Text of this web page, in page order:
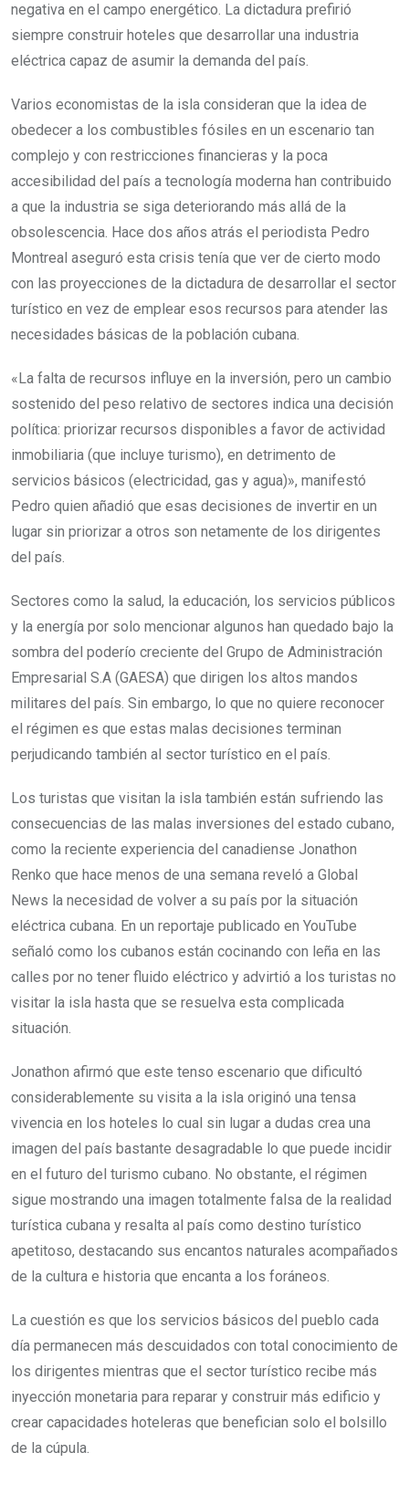
negativa en el campo energético. La dictadura prefirió
siempre construir hoteles que desarrollar una industria
eléctrica capaz de asumir la demanda del país.
Varios economistas de la isla consideran que la idea de
obedecer a los combustibles fósiles en un escenario tan
complejo y con restricciones financieras y la poca
accesibilidad del país a tecnología moderna han contribuido
a que la industria se siga deteriorando más allá de la
obsolescencia. Hace dos años atrás el periodista Pedro
Montreal aseguró esta crisis tenía que ver de cierto modo
con las proyecciones de la dictadura de desarrollar el sector
turístico en vez de emplear esos recursos para atender las
necesidades básicas de la población cubana.
«La falta de recursos influye en la inversión, pero un cambio
sostenido del peso relativo de sectores indica una decisión
política: priorizar recursos disponibles a favor de actividad
inmobiliaria (que incluye turismo), en detrimento de
servicios básicos (electricidad, gas y agua)», manifestó
Pedro quien añadió que esas decisiones de invertir en un
lugar sin priorizar a otros son netamente de los dirigentes
del país.
Sectores como la salud, la educación, los servicios públicos
y la energía por solo mencionar algunos han quedado bajo la
sombra del poderío creciente del Grupo de Administración
Empresarial S.A (GAESA) que dirigen los altos mandos
militares del país. Sin embargo, lo que no quiere reconocer
el régimen es que estas malas decisiones terminan
perjudicando también al sector turístico en el país.
Los turistas que visitan la isla también están sufriendo las
consecuencias de las malas inversiones del estado cubano,
como la reciente experiencia del canadiense Jonathon
Renko que hace menos de una semana reveló a Global
News la necesidad de volver a su país por la situación
eléctrica cubana. En un reportaje publicado en YouTube
señaló como los cubanos están cocinando con leña en las
calles por no tener fluido eléctrico y advirtió a los turistas no
visitar la isla hasta que se resuelva esta complicada
situación.
Jonathon afirmó que este tenso escenario que dificultó
considerablemente su visita a la isla originó una tensa
vivencia en los hoteles lo cual sin lugar a dudas crea una
imagen del país bastante desagradable lo que puede incidir
en el futuro del turismo cubano. No obstante, el régimen
sigue mostrando una imagen totalmente falsa de la realidad
turística cubana y resalta al país como destino turístico
apetitoso, destacando sus encantos naturales acompañados
de la cultura e historia que encanta a los foráneos.
La cuestión es que los servicios básicos del pueblo cada
día permanecen más descuidados con total conocimiento de
los dirigentes mientras que el sector turístico recibe más
inyección monetaria para reparar y construir más edificio y
crear capacidades hoteleras que benefician solo el bolsillo
de la cúpula.